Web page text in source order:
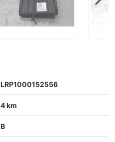
LRP1000152556
4 km
B